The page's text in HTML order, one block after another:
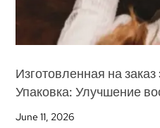
Изготовленная на
Упаковка: Улучшение
June 11, 2026